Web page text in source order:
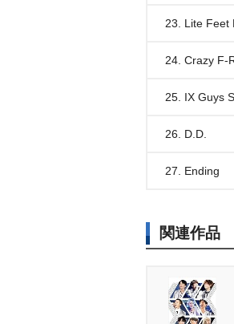
23. Lite Feet
24. Crazy F-
25. IX Guys
26. D.D.
27. Ending
関連作品